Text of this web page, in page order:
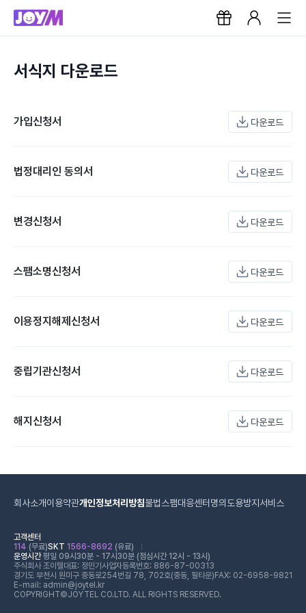
서식지 다운로드
가입신청서 다운로드
법정대리인 동의서 다운로드
변경신청서 다운로드
스팸소명신청서 다운로드
이용정지해제신청서 다운로드
중립기관신청서 다운로드
해지신청서 다운로드
회사소개이용약관개인정보처리방침불법스팸대응센터 명의도용방지서비스
고객센터
114 (무료)SKT 1566-8692 (유료)
운영시간평일 09시30분 - 17시30분 (점심시간 12시 - 13시)
주식회사 조이텔대표: 정민기 사업자등록번호: 886-87-00313
경기도 부천시 원미구 중동로254번길 78, 702호(중동, 필타운) FAX: 02-6958-9821
E-mail: admin@joytel.kr
COPYRIGHT©JOYTEL CO.LTD. ALL RIGHTS RESERVED.